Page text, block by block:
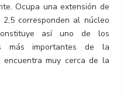
Ocupa una extensión de
corresponden al núcleo
así uno de los
más importantes de la
encuentra muy cerca de la